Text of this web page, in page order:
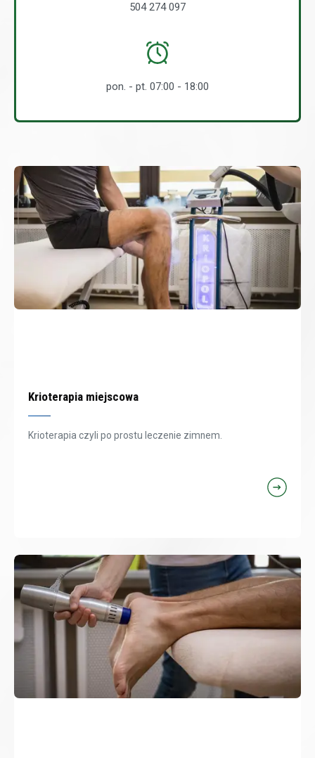
504 274 097
pon. - pt. 07:00 - 18:00
Krioterapia miejscowa
Krioterapia czyli po prostu leczenie zimnem.